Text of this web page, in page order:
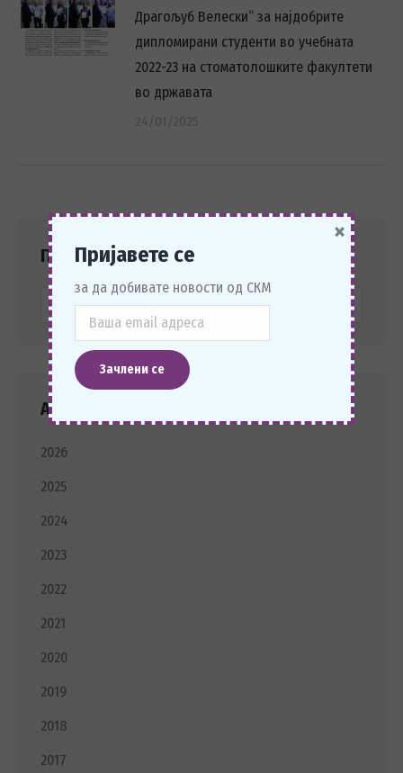
Драгољуб Велески“ за најдобрите
дипломирани студенти во учебната
2022-23 на стоматолошките факултети
во државата
24/01/2025
Пребарај
Search:
Архива Новости
2026
2025
2024
2023
2022
2021
2020
2019
2018
2017
Пријавете се
за да добивате новости од СКМ
×